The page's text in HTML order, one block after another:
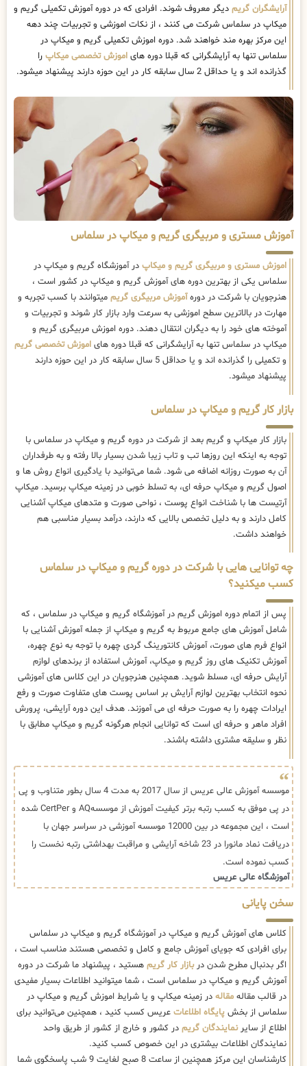
آرایشگران گریم دیگر معروف شوند. افرادی که در دوره آموزش تکمیلی گریم و
میکاپ در سلماس شرکت می کنند ، از نکات اموزشی و تجربیات چند دهه
این مرکز بهره مند خواهند شد. دوره اموزش تکمیلی گریم و میکاپ در
سلماس تنها به آرایشگرانی که قبلا دوره های اموزش تخصصی میکاپ را
گذرانده اند و یا حداقل 2 سال سابقه کار در این حوزه دارند پیشنهاد میشود.
آموزش مستری و مربیگری گریم و میکاپ در سلماس
اموزش مستری و مربیگری گریم و میکاپ در آموزشگاه گریم و میکاپ در
سلماس یکی از بهترین دوره های آموزش گریم و میکاپ در کشور است ،
هنرجویان با شرکت در دورهآموزش مربیگری گریم میتوانند با کسب تجربه و
مهارت در بالاترین سطح اموزشی به سرعت وارد بازار کار شوند و تجربیات و
آموخته های خود را به دیگران انتقال دهند. دوره اموزش مربیگری گریم و
میکاپ در سلماس تنها به آرایشگرانی که قبلا دوره های اموزش تخصصی گریم
و تکمیلی را گذرانده اند و یا حداقل 5 سال سابقه کار در این حوزه دارند
پیشنهاد میشود.
بازار کار گریم و میکاپ در سلماس
بازار کار میکاپ و گریم بعد از شرکت در دوره گریم و میکاپ در سلماس با
توجه به اینکه این روزها تب و تاب زیبا شدن بسیار بالا رفته و به طرفداران
آن به صورت روزانه اضافه می شود. شما می‌توانید با یادگیری انواع روش ها و
اصول گریم و میکاپ حرفه ای، به تسلط خوبی در زمینه میکاپ برسید. میکاپ
آرتیست ها با شناخت انواع پوست ، نواحی صورت و متدهای میکاپ آشنایی
کامل دارند و به دلیل تخصص بالایی که دارند، درآمد بسیار مناسبی هم
خواهند داشت.
چه توانایی هایی با شرکت در دوره گریم و میکاپ در سلماس
کسب میکنید؟
پس از اتمام دوره اموزش گریم در آموزشگاه گریم و میکاپ در سلماس ، که
شامل آموزش های جامع مربوط به گریم و میکاپ از جمله آموزش آشنایی با
انواع فرم های صورت، آموزش کانتورینگ گردی چهره با توجه به نوع چهره،
آموزش تکنیک های روز گریم و میکاپ، آموزش استفاده از برندهای لوازم
آرایش حرفه ای، مسلط شوید. همچنین هنرجویان در این کلاس های آموزشی
نحوه انتخاب بهترین لوازم آرایش بر اساس پوست های متفاوت صورت و رفع
ایرادات چهره را به صورت حرفه ای می آموزند. هدف این دوره آرایشی، پرورش
افراد ماهر و حرفه ای است که توانایی انجام هرگونه گریم و میکاپ مطابق با
نظر و سلیقه مشتری داشته باشند.
موسسه آموزش عالی عریس از سال 2017 به مدت 4 سال بطور متناوب و پی
در پی موفق به کسب رتبه برتر کیفیت آموزش از موسسهAQ و CertPer شده
است ، این مجموعه در بین 12000 موسسه آموزشی در سراسر جهان با
دریافت نماد مانورا در 23 شاخه آرایشی و مراقبت بهداشتی رتبه نخست را
کسب نموده است.
آموزشگاه عالی عریس
سخن پایانی
کلاس های آموزش گریم و میکاپ در آموزشگاه گریم و میکاپ در سلماس
برای افرادی که جویای آموزش جامع و کامل و تخصصی هستند مناسب است ،
اگر بدنبال مطرح شدن دربازار کار گریم هستید ، پیشنهاد ما شرکت در دوره
آموزش گریم و میکاپ در سلماس است ، شما میتوانید اطلاعات بسیار مفیدی
در قالب مقاله مقاله در زمینه میکاپ و یا شرایط اموزش گریم و میکاپ در
سلماس از بخش پایگاه اطلاعات عریس کسب کنید ، همچنین می‌توانید برای
اطلاع از سایرنمایندگان گریم در کشور و خارج از کشور از طریق واحد
نمایندگان اطلاعات بیشتری در این خصوص کسب کنید.
کارشناسان این مرکز همچنین از ساعت 8 صبح لغایت 9 شب پاسخگوی شما